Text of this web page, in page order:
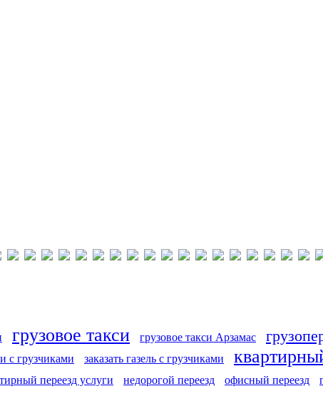
грузовое такси грузовое такси Арзамас
с грузчиками заказать газель с грузчиками
переезд услуги недорогой переезд офисный переезд